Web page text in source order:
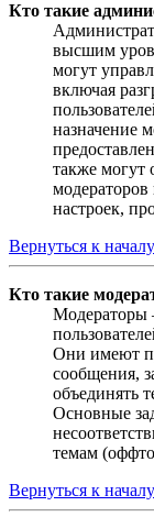
Кто такие
высшим
могут
включая
назначение
также могут
настроек,
Вернуться к началу
Кто такие
Модераторы
Они имеют
сообщения,
объединять
Основные
темам
Вернуться к началу